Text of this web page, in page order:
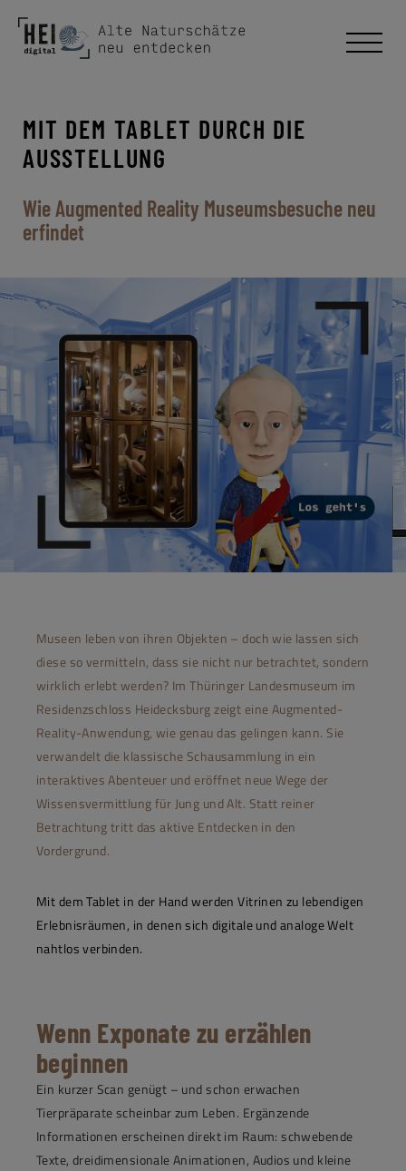
MIT DEM TABLET DURCH DIE
AUSSTELLUNG
Wie Augmented Reality Museumsbesuche neu
erfindet
Museen leben von ihren Objekten – doch wie lassen sich
diese so vermitteln, dass sie nicht nur betrachtet, sondern
wirklich erlebt werden? Im Thüringer Landesmuseum im
Residenzschloss Heidecksburg zeigt eine Augmented-
Reality-Anwendung, wie genau das gelingen kann. Sie
verwandelt die klassische Schausammlung in ein
interaktives Abenteuer und eröffnet neue Wege der
Wissensvermittlung für Jung und Alt. Statt reiner
Betrachtung tritt das aktive Entdecken in den
Vordergrund.
Mit dem Tablet in der Hand werden Vitrinen zu lebendigen
Erlebnisräumen, in denen sich digitale und analoge Welt
nahtlos verbinden.
Wenn Exponate zu erzählen
beginnen
Ein kurzer Scan genügt – und schon erwachen
Tierpräparate scheinbar zum Leben. Ergänzende
Informationen erscheinen direkt im Raum: schwebende
Texte, dreidimensionale Animationen, Audios und kleine